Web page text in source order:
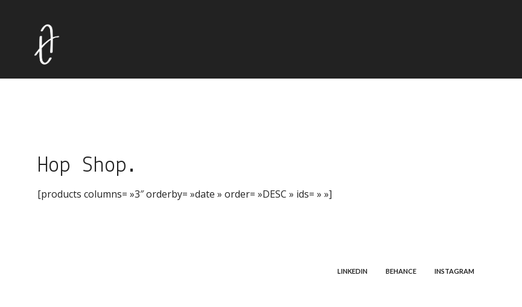
Hop Shop.
[products columns= »3″ orderby= »date » order= »DESC » ids= » »]
LINKEDIN BEHANCE INSTAGRAM